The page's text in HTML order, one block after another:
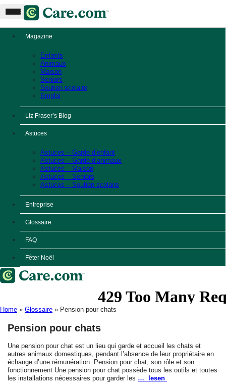
Magazine
Enfants
Animaux
Maison
Seniors
Soutien scolaire
Emploi
Liz Fraser’s Blog
Astuces
Astuces – Garde d’enfant
Astuces – Garde d’animaux
Astuces – Maison
Astuces – Seniors
Astuces – Soutien scolaire
Entreprise
Glossaire
FAQ
Fêter Noël
Home » Glossaire » Pension pour chats
Pension pour chats
Une pension pour chat est un lieu qui garde et accueil les chats et
autres animaux domestiques, pendant l’absence de leur propriétaire en
échange d’une rémunération. Pension pour chat, son rôle et son
fonctionnement Une pension pour chat possède tous les outils et toutes
les installations nécessaires pour garder les … lesen